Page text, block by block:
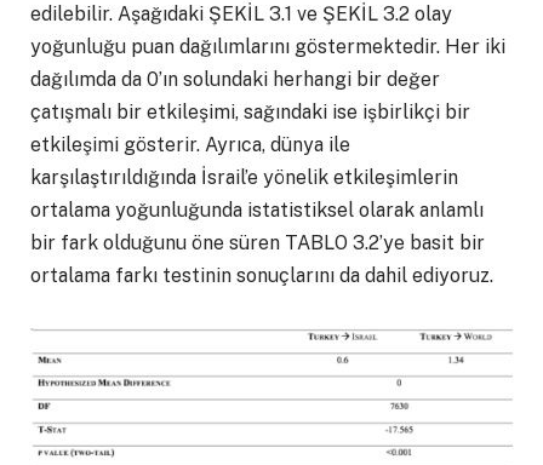
edilebilir. Aşağıdaki ŞEKİL 3.1 ve ŞEKİL 3.2 olay
yoğunluğu puan dağılımlarını göstermektedir. Her iki
dağılımda da 0’ın solundaki herhangi bir değer
çatışmalı bir etkileşimi, sağındaki ise işbirlikçi bir
etkileşimi gösterir. Ayrıca, dünya ile
karşılaştırıldığında İsrail’e yönelik etkileşimlerin
ortalama yoğunluğunda istatistiksel olarak anlamlı
bir fark olduğunu öne süren TABLO 3.2’ye basit bir
ortalama farkı testinin sonuçlarını da dahil ediyoruz.